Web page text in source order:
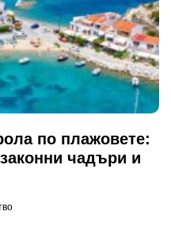
по плажовете:
чадъри и